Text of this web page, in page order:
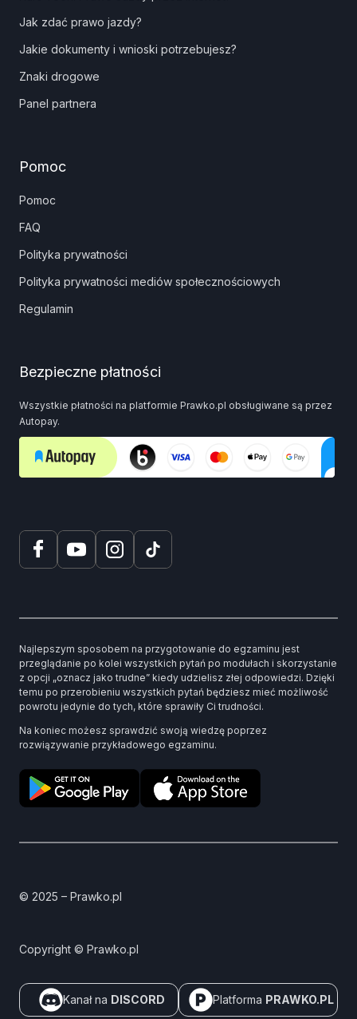
Jak zdać prawo jazdy?
Jakie dokumenty i wnioski potrzebujesz?
Znaki drogowe
Panel partnera
Pomoc
Pomoc
FAQ
Polityka prywatności
Polityka prywatności mediów społecznościowych
Regulamin
Bezpieczne płatności
Wszystkie płatności na platformie Prawko.pl obsługiwane są przez
Autopay.
Najlepszym sposobem na przygotowanie do egzaminu jest
przeglądanie po kolei wszystkich pytań po modułach i skorzystanie
z opcji „oznacz jako trudne” kiedy udzielisz złej odpowiedzi. Dzięki
temu po przerobieniu wszystkich pytań będziesz mieć możliwość
powrotu jedynie do tych, które sprawiły Ci trudności.
Na koniec możesz sprawdzić swoją wiedzę poprzez
rozwiązywanie przykładowego egzaminu.
© 2025 – Prawko.pl
Copyright © Prawko.pl
Kanał na DISCORD Platforma PRAWKO.PL